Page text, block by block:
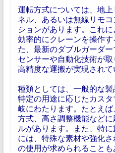
運転方式については、地
ネル、あるいは無線リモ
ションがあります。これ
効率的にクレーンを操作
た、最新のダブルガーダー
センサーや自動化技術が
高精度な運搬が実現されて
種類としては、一般的な製
特定の用途に応じたカス
岐にわたります。たとえ
方式、高さ調整機能など
ルがあります。また、特
には、特殊な素材や強化
の使用が求められることも